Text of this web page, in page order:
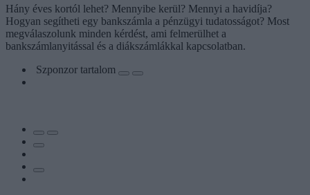
Hány éves kortól lehet? Mennyibe kerül? Mennyi a havidíja?
Hogyan segítheti egy bankszámla a pénzügyi tudatosságot? Most
megválaszolunk minden kérdést, ami felmerülhet a
bankszámlanyitással és a diákszámlákkal kapcsolatban.
Szponzor tartalom